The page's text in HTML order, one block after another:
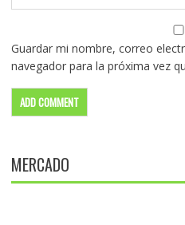
Guardar mi nombre, correo
navegador para la próxima vez
MERCADO